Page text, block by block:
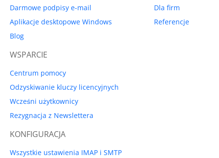
Darmowe podpisy e-mail
Aplikacje desktopowe Windows
Blog
Dla firm
Referencje
WSPARCIE
Centrum pomocy
Odzyskiwanie kluczy licencyjnych
Wcześni użytkownicy
Rezygnacja z Newslettera
KONFIGURACJA
Wszystkie ustawienia IMAP i SMTP